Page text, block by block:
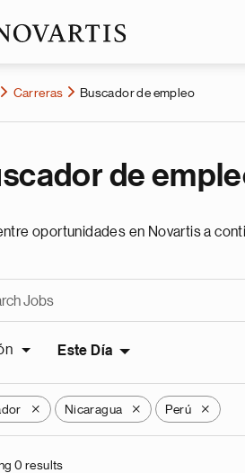
Carreras Buscador de empleo
de
oportunidades en Novartis a
Este Día
X Nicaragua X Perú X
0 results